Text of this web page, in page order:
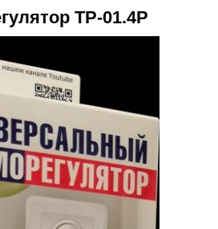
ТР-01.4Р